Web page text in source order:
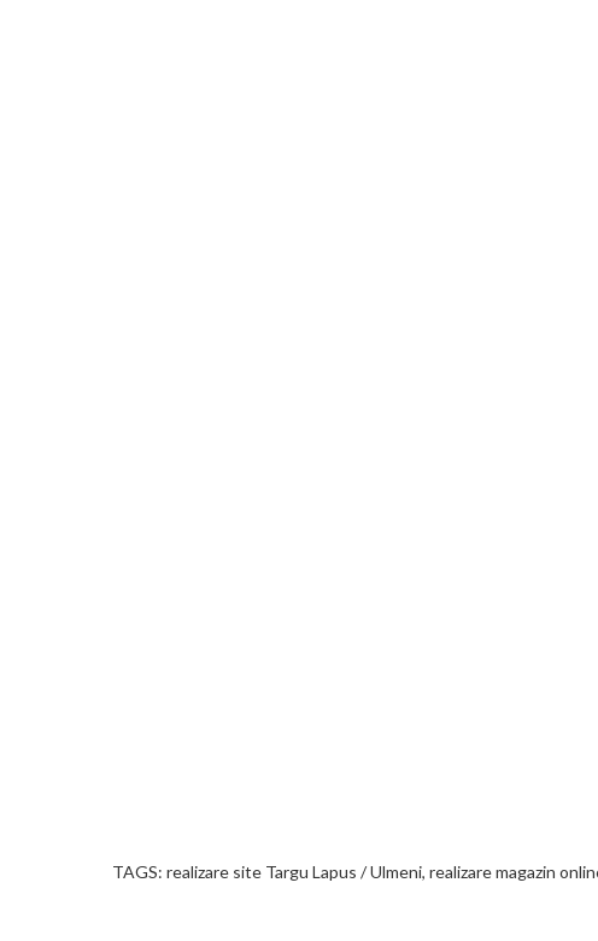
TAGS: realizare site Targu Lapus / Ulmeni, realizare magazin